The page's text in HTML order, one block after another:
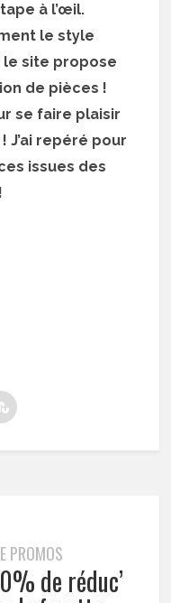
à l’œil.
le style
site propose
de pièces !
se faire plaisir
J’ai repéré pour
issues des
PROMOS
de réduc’